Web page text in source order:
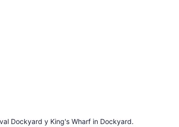
Dockyard y King's Wharf in Dockyard.